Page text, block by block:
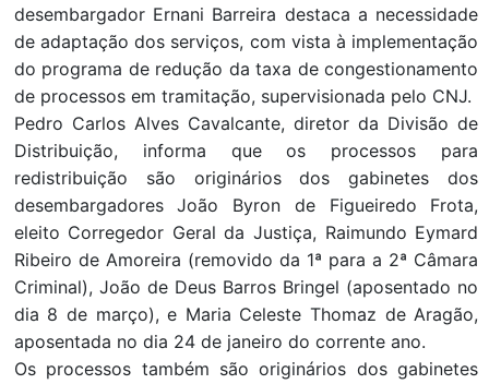
desembargador Ernani Barreira destaca a necessidade
de adaptação dos serviços, com vista à implementação
do programa de redução da taxa de congestionamento
de processos em tramitação, supervisionada pelo CNJ.
Pedro Carlos Alves Cavalcante, diretor da Divisão de
Distribuição, informa que os processos para
redistribuição são originários dos gabinetes dos
desembargadores João Byron de Figueiredo Frota,
eleito Corregedor Geral da Justiça, Raimundo Eymard
Ribeiro de Amoreira (removido da 1ª para a 2ª Câmara
Criminal), João de Deus Barros Bringel (aposentado no
dia 8 de março), e Maria Celeste Thomaz de Aragão,
aposentada no dia 24 de janeiro do corrente ano.
Os processos também são originários dos gabinetes